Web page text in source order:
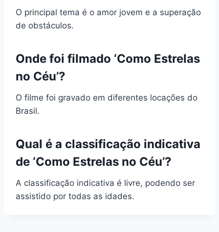
O principal tema é o amor jovem e a superação
de obstáculos.
Onde foi filmado ‘Como Estrelas
no Céu’?
O filme foi gravado em diferentes locações do
Brasil.
Qual é a classificação indicativa
de ‘Como Estrelas no Céu’?
A classificação indicativa é livre, podendo ser
assistido por todas as idades.